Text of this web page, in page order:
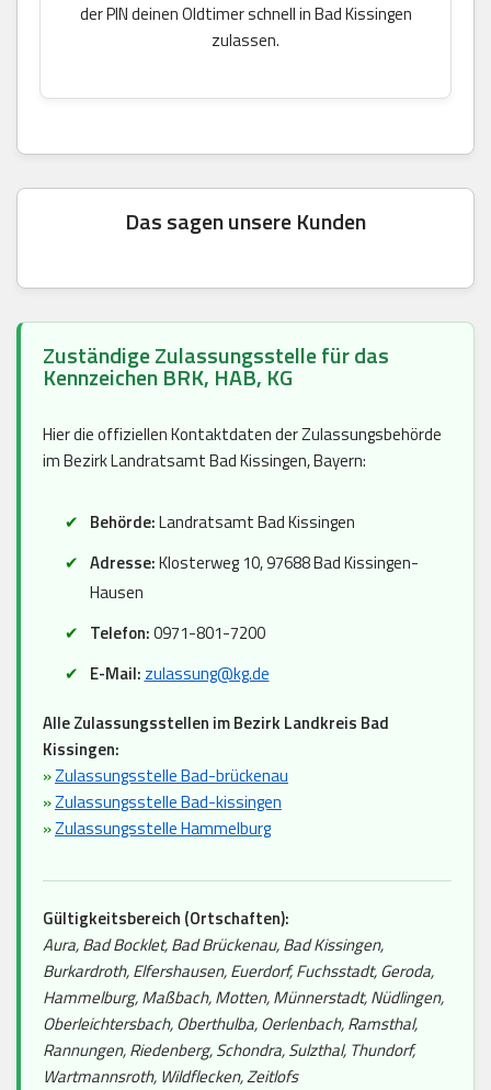
der PIN deinen Oldtimer schnell in Bad Kissingen
zulassen.
Das sagen unsere Kunden
Zuständige Zulassungsstelle für das
Kennzeichen BRK, HAB, KG
Hier die offiziellen Kontaktdaten der Zulassungsbehörde
im Bezirk Landratsamt Bad Kissingen, Bayern:
Behörde:Landratsamt Bad Kissingen
Adresse:Klosterweg 10, 97688 Bad Kissingen-
Hausen
Telefon:0971-801-7200
E-Mail: zulassung@kg.de
Alle Zulassungsstellen im Bezirk Landkreis Bad
Kissingen:
»Zulassungsstelle Bad-brückenau
»Zulassungsstelle Bad-kissingen
»Zulassungsstelle Hammelburg
Gültigkeitsbereich (Ortschaften):
Aura, Bad Bocklet, Bad Brückenau, Bad Kissingen,
Burkardroth, Elfershausen, Euerdorf, Fuchsstadt, Geroda,
Hammelburg, Maßbach, Motten, Münnerstadt, Nüdlingen,
Oberleichtersbach, Oberthulba, Oerlenbach, Ramsthal,
Rannungen, Riedenberg, Schondra, Sulzthal, Thundorf,
Wartmannsroth, Wildflecken, Zeitlofs